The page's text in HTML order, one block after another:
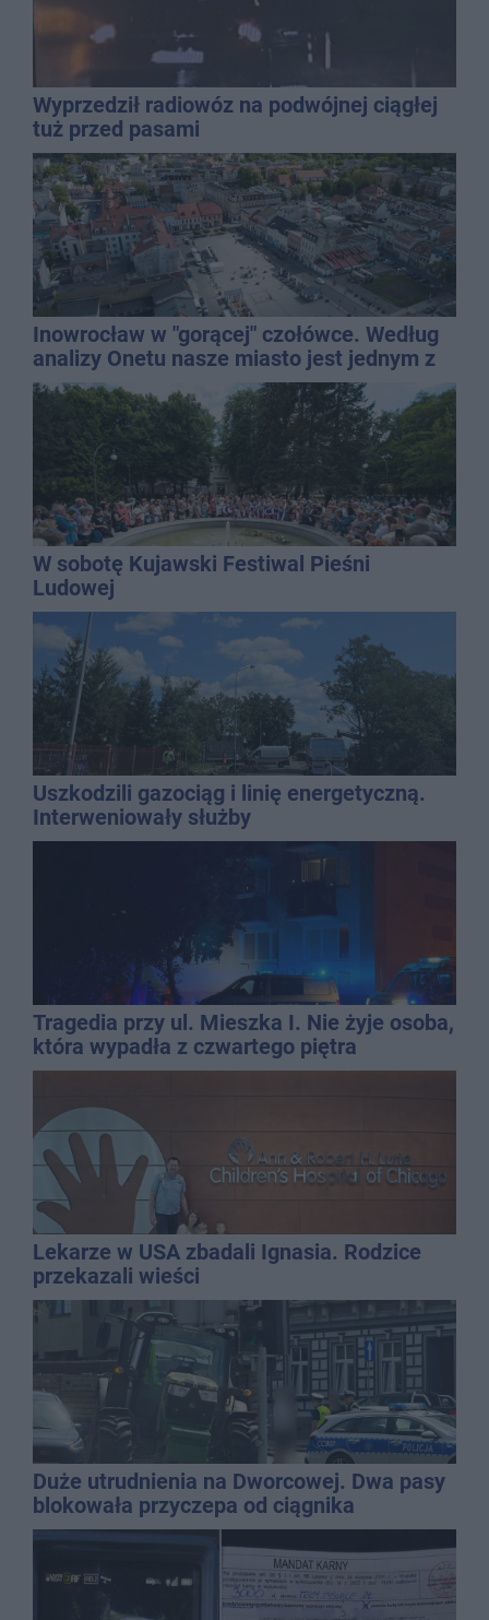
Wyprzedził radiowóz na podwójnej ciągłej
tuż przed pasami
Inowrocław w "gorącej" czołówce. Według
analizy Onetu nasze miasto jest jednym z
najbardziej narażonych na upały
W sobotę Kujawski Festiwal Pieśni
Ludowej
Uszkodzili gazociąg i linię energetyczną.
Interweniowały służby
Tragedia przy ul. Mieszka I. Nie żyje osoba,
która wypadła z czwartego piętra
Lekarze w USA zbadali Ignasia. Rodzice
przekazali wieści
Duże utrudnienia na Dworcowej. Dwa pasy
blokowała przyczepa od ciągnika